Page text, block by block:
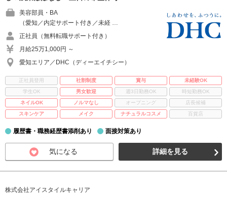
美容部員・BA
（愛知／内定サポート付き／未経 …
正社員（無料転職サポート付き）
月給25万1,000円 ～
愛知エリア／DHC（ディーエイチシー）
正社員登用 社割制度 賞与
未経験OK
学生OK
男女歓迎 週3日勤務OK
時短勤務OK
ネイルOK
ノルマなし オープニング
店長候補
スキンケア
メイク ナチュラルコスメ 百貨店
履歴書・職務経歴書添削あり 面接対策あり
気になる 詳細を見る
株式会社アイスタイルキャリア